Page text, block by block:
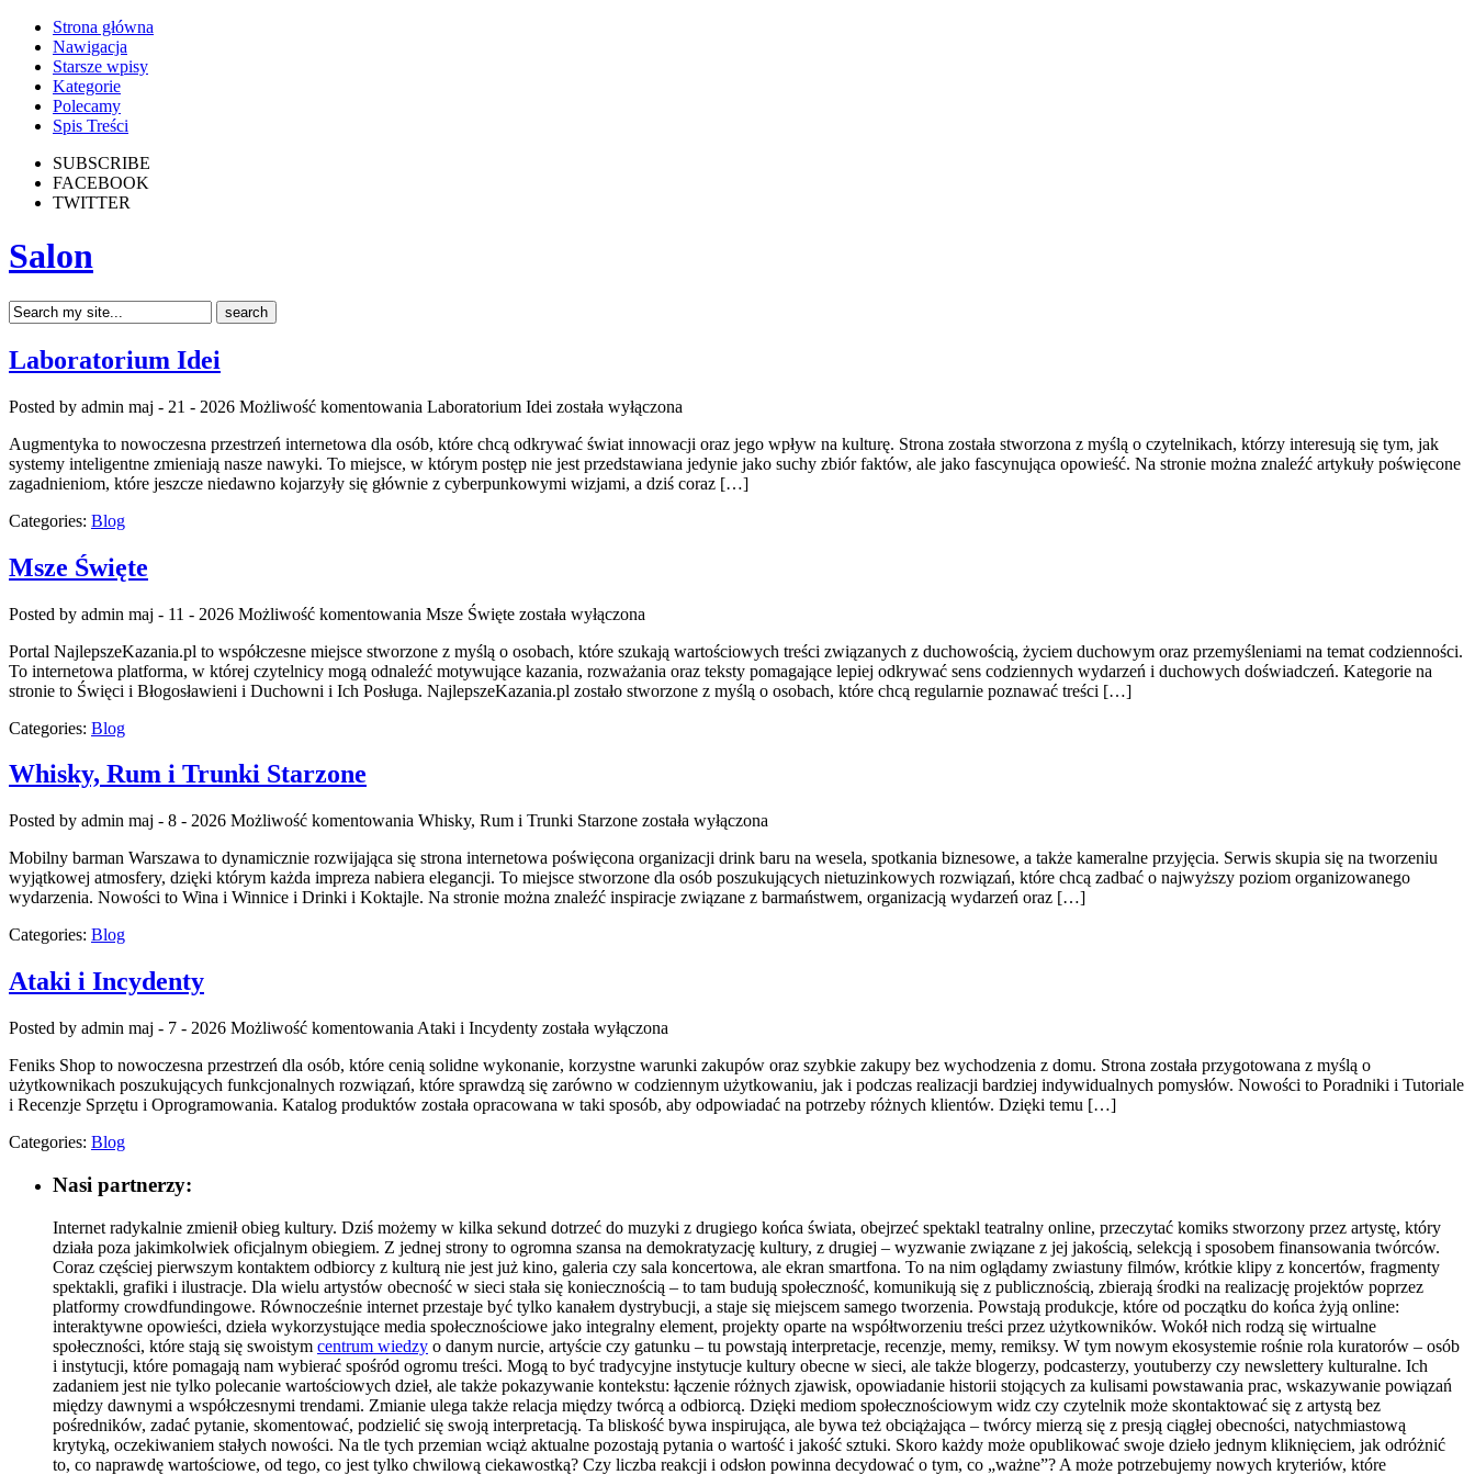
Strona główna
Nawigacja
Starsze wpisy
Kategorie
Polecamy
Spis Treści
SUBSCRIBE
FACEBOOK
TWITTER
Salon
Laboratorium Idei
Posted by admin maj - 21 - 2026 Możliwość komentowania Laboratorium Idei została wyłączona
Augmentyka to nowoczesna przestrzeń internetowa dla osób, które chcą odkrywać świat innowacji oraz jego wpływ na kulturę. Strona została stworzona z myślą o czytelnikach, którzy interesują się tym, jak
systemy inteligentne zmieniają nasze nawyki. To miejsce, w którym postęp nie jest przedstawiana jedynie jako suchy zbiór faktów, ale jako fascynująca opowieść. Na stronie można znaleźć artykuły poświęcone
zagadnieniom, które jeszcze niedawno kojarzyły się głównie z cyberpunkowymi wizjami, a dziś coraz […]
Categories: Blog
Msze Święte
Posted by admin maj - 11 - 2026 Możliwość komentowania Msze Święte została wyłączona
Portal NajlepszeKazania.pl to współczesne miejsce stworzone z myślą o osobach, które szukają wartościowych treści związanych z duchowością, życiem duchowym oraz przemyśleniami na temat codzienności.
To internetowa platforma, w której czytelnicy mogą odnaleźć motywujące kazania, rozważania oraz teksty pomagające lepiej odkrywać sens codziennych wydarzeń i duchowych doświadczeń. Kategorie na
stronie to Święci i Błogosławieni i Duchowni i Ich Posługa. NajlepszeKazania.pl zostało stworzone z myślą o osobach, które chcą regularnie poznawać treści […]
Categories: Blog
Whisky, Rum i Trunki Starzone
Posted by admin maj - 8 - 2026 Możliwość komentowania Whisky, Rum i Trunki Starzone została wyłączona
Mobilny barman Warszawa to dynamicznie rozwijająca się strona internetowa poświęcona organizacji drink baru na wesela, spotkania biznesowe, a także kameralne przyjęcia. Serwis skupia się na tworzeniu
wyjątkowej atmosfery, dzięki którym każda impreza nabiera elegancji. To miejsce stworzone dla osób poszukujących nietuzinkowych rozwiązań, które chcą zadbać o najwyższy poziom organizowanego
wydarzenia. Nowości to Wina i Winnice i Drinki i Koktajle. Na stronie można znaleźć inspiracje związane z barmaństwem, organizacją wydarzeń oraz […]
Categories: Blog
Ataki i Incydenty
Posted by admin maj - 7 - 2026 Możliwość komentowania Ataki i Incydenty została wyłączona
Feniks Shop to nowoczesna przestrzeń dla osób, które cenią solidne wykonanie, korzystne warunki zakupów oraz szybkie zakupy bez wychodzenia z domu. Strona została przygotowana z myślą o
użytkownikach poszukujących funkcjonalnych rozwiązań, które sprawdzą się zarówno w codziennym użytkowaniu, jak i podczas realizacji bardziej indywidualnych pomysłów. Nowości to Poradniki i Tutoriale
i Recenzje Sprzętu i Oprogramowania. Katalog produktów została opracowana w taki sposób, aby odpowiadać na potrzeby różnych klientów. Dzięki temu […]
Categories: Blog
Nasi partnerzy:
Internet radykalnie zmienił obieg kultury. Dziś możemy w kilka sekund dotrzeć do muzyki z drugiego końca świata, obejrzeć spektakl teatralny online, przeczytać komiks stworzony przez artystę, który
działa poza jakimkolwiek oficjalnym obiegiem. Z jednej strony to ogromna szansa na demokratyzację kultury, z drugiej – wyzwanie związane z jej jakością, selekcją i sposobem finansowania twórców.
Coraz częściej pierwszym kontaktem odbiorcy z kulturą nie jest już kino, galeria czy sala koncertowa, ale ekran smartfona. To na nim oglądamy zwiastuny filmów, krótkie klipy z koncertów, fragmenty
spektakli, grafiki i ilustracje. Dla wielu artystów obecność w sieci stała się koniecznością – to tam budują społeczność, komunikują się z publicznością, zbierają środki na realizację projektów poprzez
platformy crowdfundingowe. Równocześnie internet przestaje być tylko kanałem dystrybucji, a staje się miejscem samego tworzenia. Powstają produkcje, które od początku do końca żyją online:
interaktywne opowieści, dzieła wykorzystujące media społecznościowe jako integralny element, projekty oparte na współtworzeniu treści przez użytkowników. Wokół nich rodzą się wirtualne
społeczności, które stają się swoistym centrum wiedzy o danym nurcie, artyście czy gatunku – tu powstają interpretacje, recenzje, memy, remiksy. W tym nowym ekosystemie rośnie rola kuratorów – osób
i instytucji, które pomagają nam wybierać spośród ogromu treści. Mogą to być tradycyjne instytucje kultury obecne w sieci, ale także blogerzy, podcasterzy, youtuberzy czy newslettery kulturalne. Ich
zadaniem jest nie tylko polecanie wartościowych dzieł, ale także pokazywanie kontekstu: łączenie różnych zjawisk, opowiadanie historii stojących za kulisami powstawania prac, wskazywanie powiązań
między dawnymi a współczesnymi trendami. Zmianie ulega także relacja między twórcą a odbiorcą. Dzięki mediom społecznościowym widz czy czytelnik może skontaktować się z artystą bez
pośredników, zadać pytanie, skomentować, podzielić się swoją interpretacją. Ta bliskość bywa inspirująca, ale bywa też obciążająca – twórcy mierzą się z presją ciągłej obecności, natychmiastową
krytyką, oczekiwaniem stałych nowości. Na tle tych przemian wciąż aktualne pozostają pytania o wartość i jakość sztuki. Skoro każdy może opublikować swoje dzieło jednym kliknięciem, jak odróżnić
to, co naprawdę wartościowe, od tego, co jest tylko chwilową ciekawostką? Czy liczba reakcji i odsłon powinna decydować o tym, co „ważne”? A może potrzebujemy nowych kryteriów, które